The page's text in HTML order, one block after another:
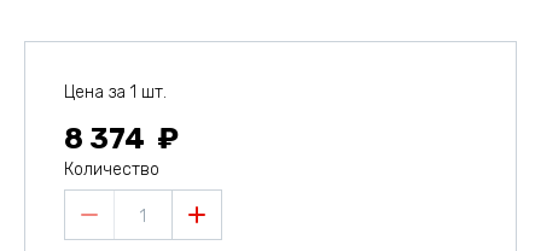
Цена за 1 шт.
8 374
Количество
1